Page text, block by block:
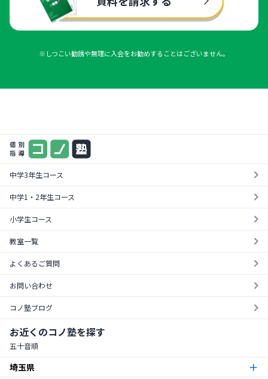
※しつこい勧誘や無理に入会をお勧めすることはございません。
まずは気軽に一度お試し
¥0
中学3年生コース
中学1・2年生コース
小学生コース
教室一覧
よくあるご質問
お問い合わせ
コノ塾ブログ
お近くのコノ塾を探す
五十音順
埼玉県